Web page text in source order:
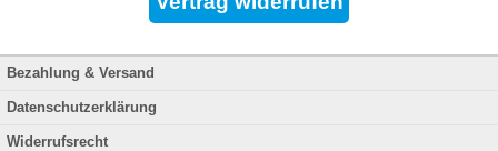
Bezahlung & Versand
Datenschutzerklärung
Widerrufsrecht